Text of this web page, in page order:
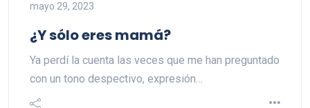
mayo 29, 2023
¿Y sólo eres mamá?
Ya perdí la cuenta las veces que me han preguntado
con un tono despectivo, expresión…